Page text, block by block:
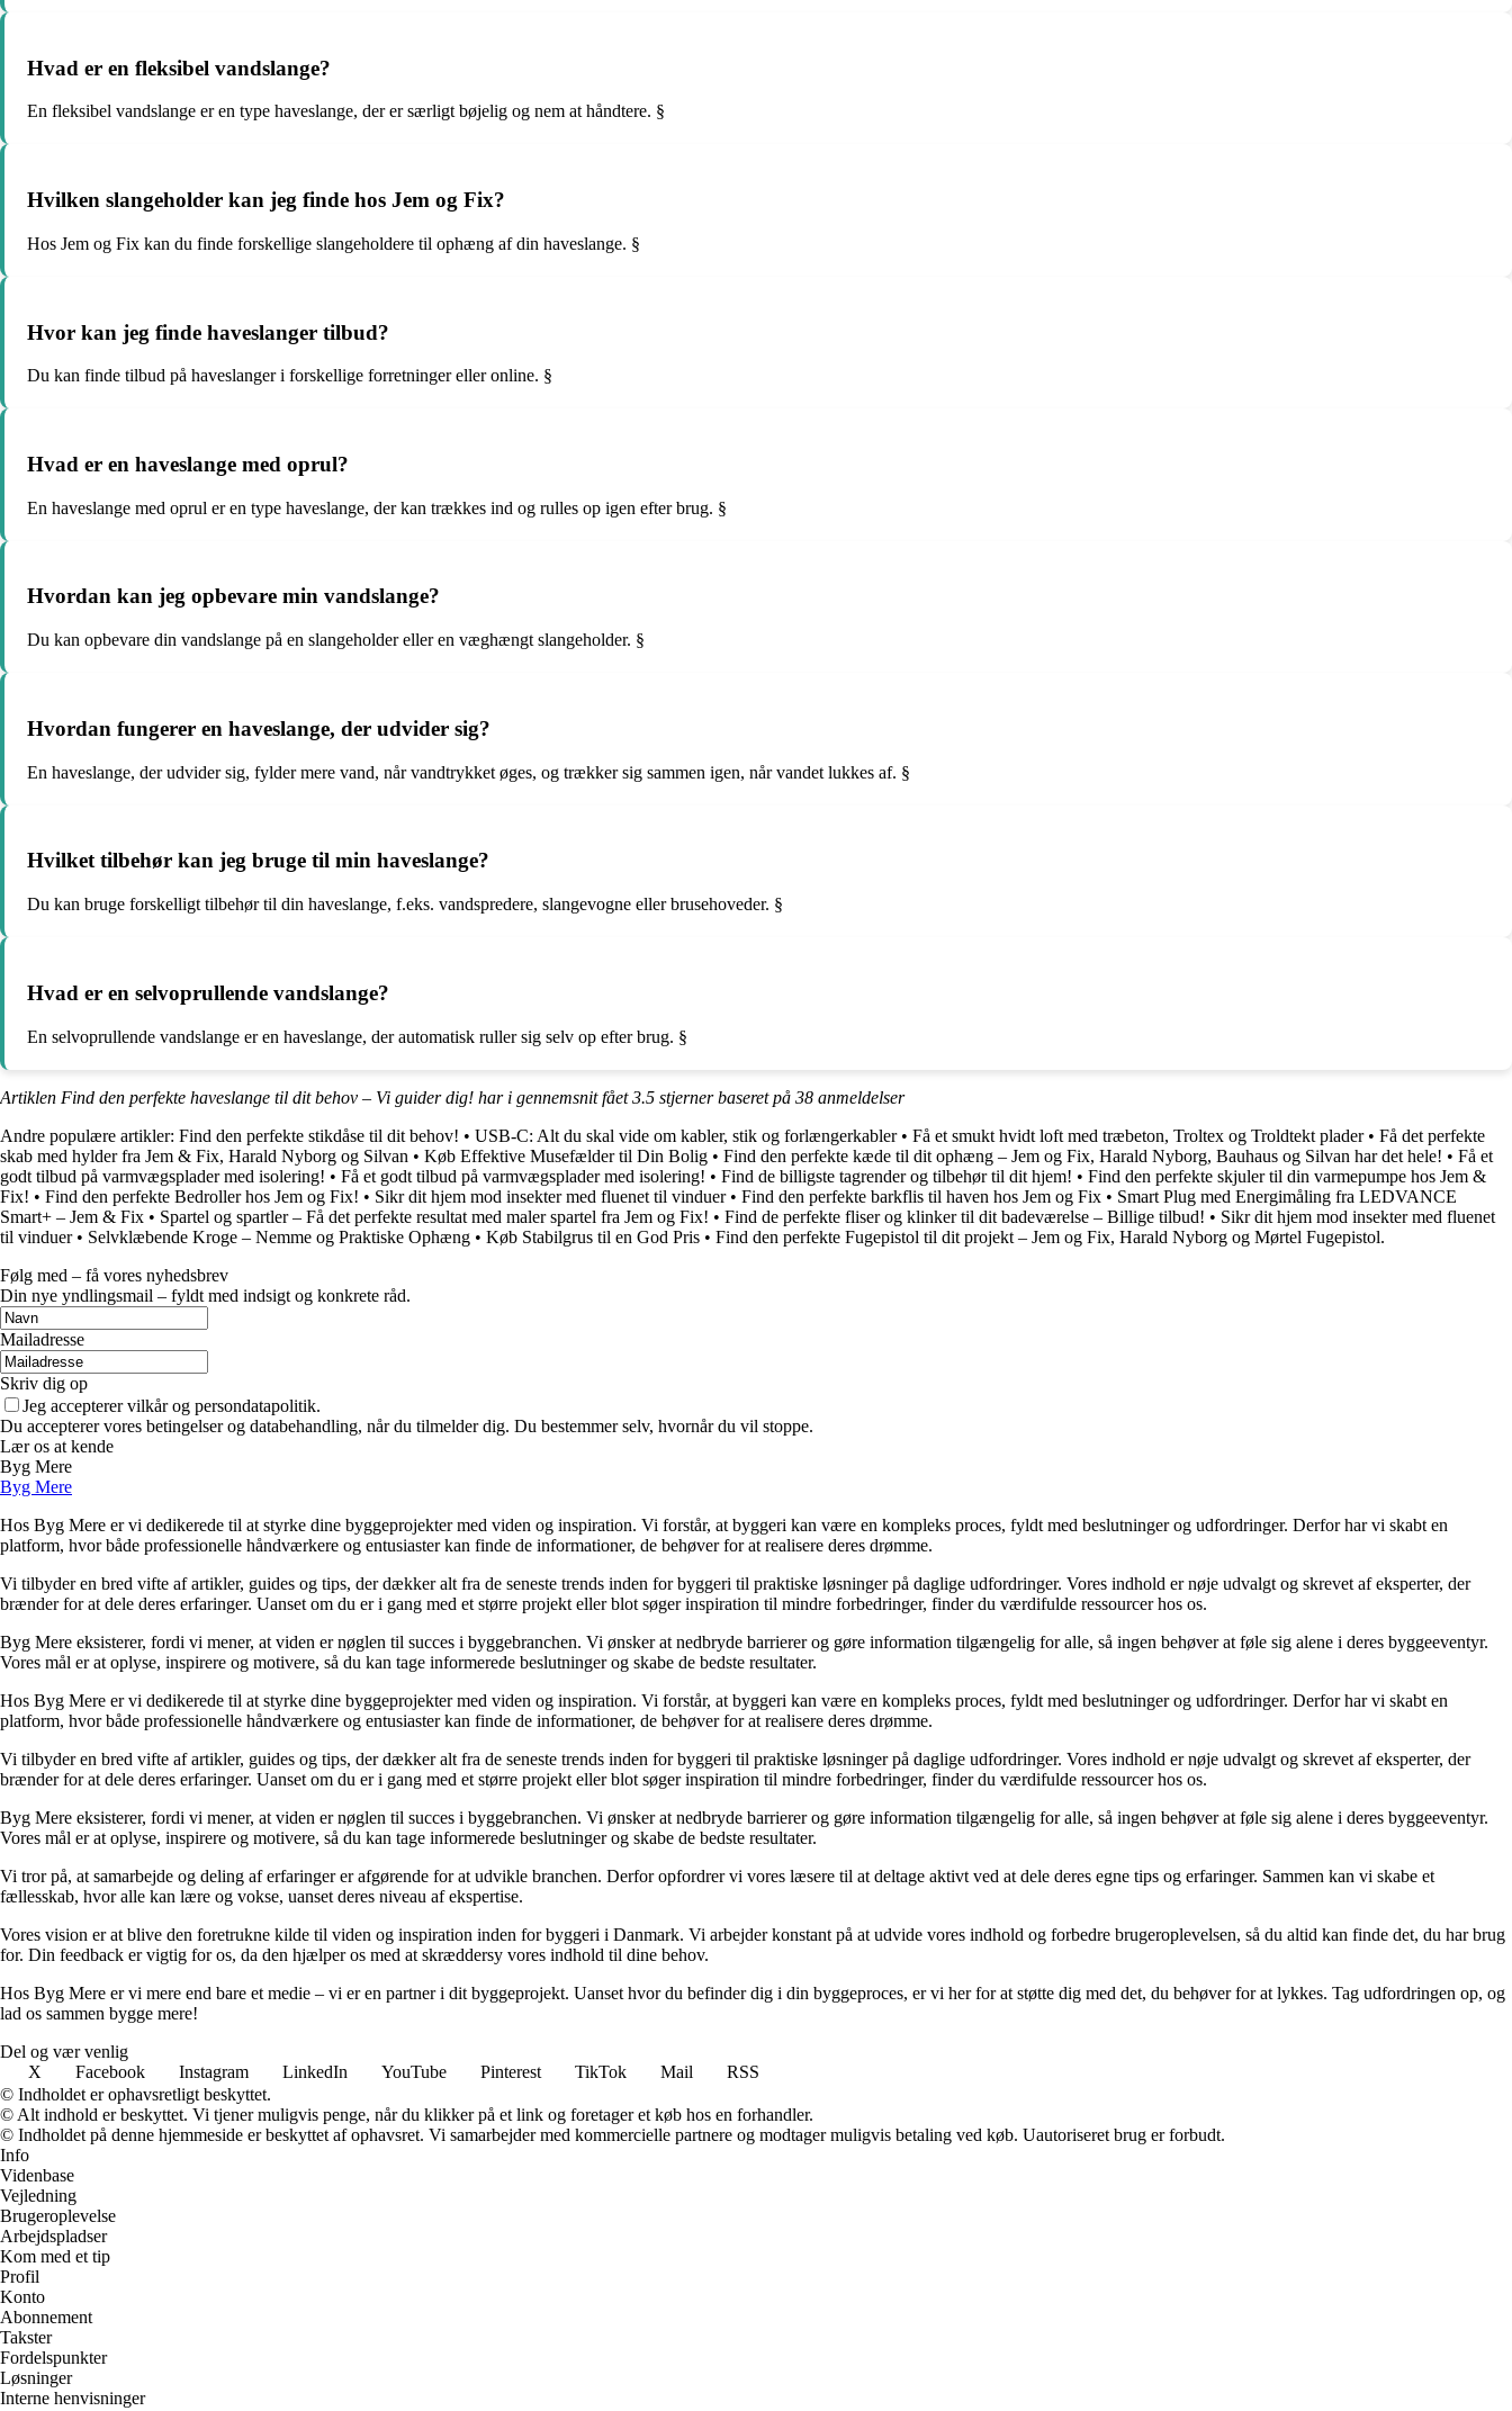
Hvad er en fleksibel vandslange?
En fleksibel vandslange er en type haveslange, der er særligt bøjelig og nem at håndtere. §
Hvilken slangeholder kan jeg finde hos Jem og Fix?
Hos Jem og Fix kan du finde forskellige slangeholdere til ophæng af din haveslange. §
Hvor kan jeg finde haveslanger tilbud?
Du kan finde tilbud på haveslanger i forskellige forretninger eller online. §
Hvad er en haveslange med oprul?
En haveslange med oprul er en type haveslange, der kan trækkes ind og rulles op igen efter brug. §
Hvordan kan jeg opbevare min vandslange?
Du kan opbevare din vandslange på en slangeholder eller en væghængt slangeholder. §
Hvordan fungerer en haveslange, der udvider sig?
En haveslange, der udvider sig, fylder mere vand, når vandtrykket øges, og trækker sig sammen igen, når vandet lukkes af. §
Hvilket tilbehør kan jeg bruge til min haveslange?
Du kan bruge forskelligt tilbehør til din haveslange, f.eks. vandspredere, slangevogne eller brusehoveder. §
Hvad er en selvoprullende vandslange?
En selvoprullende vandslange er en haveslange, der automatisk ruller sig selv op efter brug. §
Artiklen Find den perfekte haveslange til dit behov – Vi guider dig! har i gennemsnit fået3.5 stjerner baseret på 38 anmeldelser
Andre populære artikler: Find den perfekte stikdåse til dit behov! • USB-C: Alt du skal vide om kabler, stik og forlængerkabler• Få et smukt hvidt loft med træbeton, Troltex og Troldtekt plader• Få det perfekte
skab med hylder fra Jem & Fix, Harald Nyborg og Silvan • Køb Effektive Musefælder til Din Bolig • Find den perfekte kæde til dit ophæng – Jem og Fix, Harald Nyborg, Bauhaus og Silvan har det hele! • Få et
godt tilbud på varmvægsplader med isolering! • Få et godt tilbud på varmvægsplader med isolering! • Find de billigste tagrender og tilbehør til dit hjem! • Find den perfekte skjuler til din varmepumpe hos Jem &
Fix! • Find den perfekte Bedroller hos Jem og Fix! • Sikr dit hjem mod insekter med fluenet til vinduer• Find den perfekte barkflis til haven hos Jem og Fix • Smart Plug med Energimåling fra LEDVANCE
Smart+ – Jem & Fix • Spartel og spartler – Få det perfekte resultat med maler spartel fra Jem og Fix! • Find de perfekte fliser og klinker til dit badeværelse – Billige tilbud! • Sikr dit hjem mod insekter med fluenet
til vinduer• Selvklæbende Kroge – Nemme og Praktiske Ophæng • Køb Stabilgrus til en God Pris • Find den perfekte Fugepistol til dit projekt – Jem og Fix, Harald Nyborg og Mørtel Fugepistol.
Følg med – få vores nyhedsbrev
Din nye yndlingsmail – fyldt med indsigt og konkrete råd.
Mailadresse
Skriv dig op
Jeg accepterer vilkår og persondatapolitik.
Du accepterer vores betingelser og databehandling, når du tilmelder dig. Du bestemmer selv, hvornår du vil stoppe.
Lær os at kende
Byg Mere
Byg Mere
Hos Byg Mere er vi dedikerede til at styrke dine byggeprojekter med viden og inspiration. Vi forstår, at byggeri kan være en kompleks proces, fyldt med beslutninger og udfordringer. Derfor har vi skabt en
platform, hvor både professionelle håndværkere og entusiaster kan finde de informationer, de behøver for at realisere deres drømme.
Vi tilbyder en bred vifte af artikler, guides og tips, der dækker alt fra de seneste trends inden for byggeri til praktiske løsninger på daglige udfordringer. Vores indhold er nøje udvalgt og skrevet af eksperter, der
brænder for at dele deres erfaringer. Uanset om du er i gang med et større projekt eller blot søger inspiration til mindre forbedringer, finder du værdifulde ressourcer hos os.
Byg Mere eksisterer, fordi vi mener, at viden er nøglen til succes i byggebranchen. Vi ønsker at nedbryde barrierer og gøre information tilgængelig for alle, så ingen behøver at føle sig alene i deres byggeeventyr.
Vores mål er at oplyse, inspirere og motivere, så du kan tage informerede beslutninger og skabe de bedste resultater.
Hos Byg Mere er vi dedikerede til at styrke dine byggeprojekter med viden og inspiration. Vi forstår, at byggeri kan være en kompleks proces, fyldt med beslutninger og udfordringer. Derfor har vi skabt en
platform, hvor både professionelle håndværkere og entusiaster kan finde de informationer, de behøver for at realisere deres drømme.
Vi tilbyder en bred vifte af artikler, guides og tips, der dækker alt fra de seneste trends inden for byggeri til praktiske løsninger på daglige udfordringer. Vores indhold er nøje udvalgt og skrevet af eksperter, der
brænder for at dele deres erfaringer. Uanset om du er i gang med et større projekt eller blot søger inspiration til mindre forbedringer, finder du værdifulde ressourcer hos os.
Byg Mere eksisterer, fordi vi mener, at viden er nøglen til succes i byggebranchen. Vi ønsker at nedbryde barrierer og gøre information tilgængelig for alle, så ingen behøver at føle sig alene i deres byggeeventyr.
Vores mål er at oplyse, inspirere og motivere, så du kan tage informerede beslutninger og skabe de bedste resultater.
Vi tror på, at samarbejde og deling af erfaringer er afgørende for at udvikle branchen. Derfor opfordrer vi vores læsere til at deltage aktivt ved at dele deres egne tips og erfaringer. Sammen kan vi skabe et
fællesskab, hvor alle kan lære og vokse, uanset deres niveau af ekspertise.
Vores vision er at blive den foretrukne kilde til viden og inspiration inden for byggeri i Danmark. Vi arbejder konstant på at udvide vores indhold og forbedre brugeroplevelsen, så du altid kan finde det, du har brug
for. Din feedback er vigtig for os, da den hjælper os med at skræddersy vores indhold til dine behov.
Hos Byg Mere er vi mere end bare et medie – vi er en partner i dit byggeprojekt. Uanset hvor du befinder dig i din byggeproces, er vi her for at støtte dig med det, du behøver for at lykkes. Tag udfordringen op, og
lad os sammen bygge mere!
Del og vær venlig
X
Facebook Instagram LinkedIn YouTube Pinterest TikTok Mail
RSS
© Indholdet er ophavsretligt beskyttet.
© Alt indhold er beskyttet. Vi tjener muligvis penge, når du klikker på et link og foretager et køb hos en forhandler.
© Indholdet på denne hjemmeside er beskyttet af ophavsret. Vi samarbejder med kommercielle partnere og modtager muligvis betaling ved køb. Uautoriseret brug er forbudt.
Info
Videnbase
Vejledning
Brugeroplevelse
Arbejdspladser
Kom med et tip
Profil
Konto
Abonnement
Takster
Fordelspunkter
Løsninger
Interne henvisninger